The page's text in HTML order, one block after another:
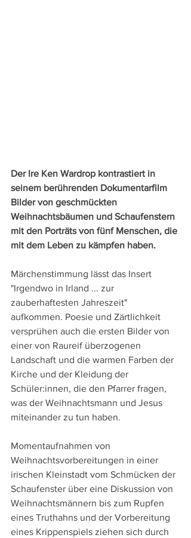
Der Ire Ken Wardrop kontrastiert in
seinem berührenden Dokumentarfilm
Bilder von geschmückten
Weihnachtsbäumen und Schaufenstern
mit den Porträts von fünf Menschen, die
mit dem Leben zu kämpfen haben.
Märchenstimmung lässt das Insert
"Irgendwo in Irland ... zur
zauberhaftesten Jahreszeit"
aufkommen. Poesie und Zärtlichkeit
versprühen auch die ersten Bilder von
einer von Raureif überzogenen
Landschaft und die warmen Farben der
Kirche und der Kleidung der
Schüler:innen, die den Pfarrer fragen,
was der Weihnachtsmann und Jesus
miteinander zu tun haben.
Momentaufnahmen von
Weihnachtsvorbereitungen in einer
irischen Kleinstadt vom Schmücken der
Schaufenster über eine Diskussion von
Weihnachtsmännern bis zum Rupfen
eines Truthahns und der Vorbereitung
eines Krippenspiels ziehen sich durch